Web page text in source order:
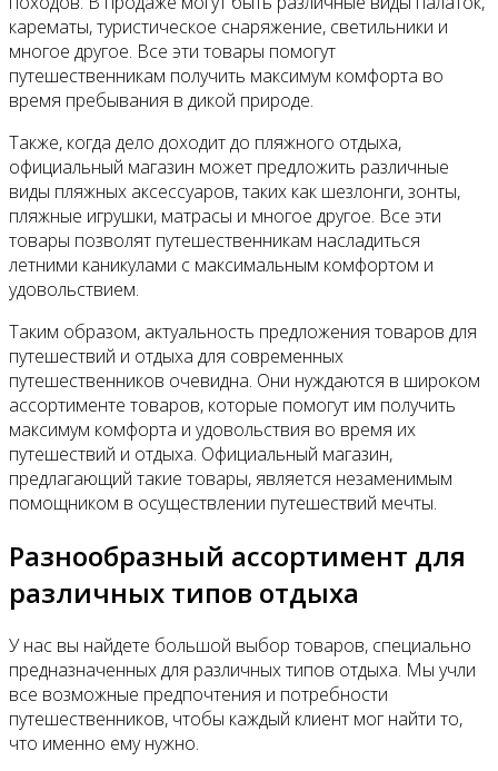
карематы, туристическое снаряжение, светильники и
многое другое. Все эти товары помогут
путешественникам получить максимум комфорта во
время пребывания в дикой природе.
Также, когда дело доходит до пляжного отдыха,
официальный магазин может предложить различные
виды пляжных аксессуаров, таких как шезлонги, зонты,
пляжные игрушки, матрасы и многое другое. Все эти
товары позволят путешественникам насладиться
летними каникулами с максимальным комфортом и
удовольствием.
Таким образом, актуальность предложения товаров для
путешествий и отдыха для современных
путешественников очевидна. Они нуждаются в широком
ассортименте товаров, которые помогут им получить
максимум комфорта и удовольствия во время их
путешествий и отдыха. Официальный магазин,
предлагающий такие товары, является незаменимым
помощником в осуществлении путешествий мечты.
Разнообразный ассортимент для
различных типов отдыха
У нас вы найдете большой выбор товаров, специально
предназначенных для различных типов отдыха. Мы учли
все возможные предпочтения и потребности
путешественников, чтобы каждый клиент мог найти то,
что именно ему нужно.